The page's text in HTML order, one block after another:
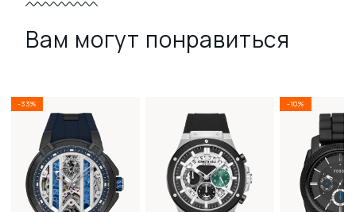
Вам могут понравиться
-33% -10%